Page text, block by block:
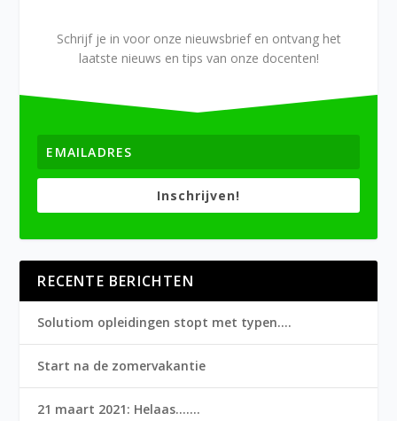
Schrijf je in voor onze nieuwsbrief en ontvang het
laatste nieuws en tips van onze docenten!
Inschrijven!
RECENTE BERICHTEN
Solutiom opleidingen stopt met typen….
Start na de zomervakantie
21 maart 2021: Helaas…….